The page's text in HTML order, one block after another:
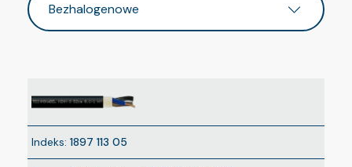
Bezhalogenowe
Indeks: 1897 113 05